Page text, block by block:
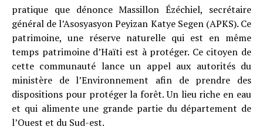
pratique que dénonce Massillon Ézéchiel, secrétaire
général de l’Asosyasyon Peyizan Katye Segen (APKS). Ce
patrimoine, une réserve naturelle qui est en même
temps patrimoine d’Haïti est à protéger. Ce citoyen de
cette communauté lance un appel aux autorités du
ministère de l’Environnement afin de prendre des
dispositions pour protéger la forêt. Un lieu riche en eau
et qui alimente une grande partie du département de
l’Ouest et du Sud-est.